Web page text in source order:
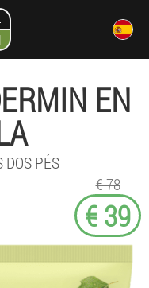
EN
DOS PÉS
€ 78
€ 39